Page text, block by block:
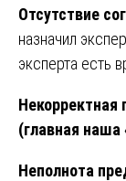
Отсутствие
назначил
эксперта есть
Некорректная
(главная
Неполнота